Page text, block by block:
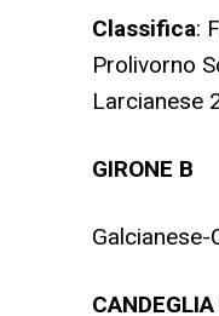
Classifica:
Prolivorno
Larcianese
GIRONE B